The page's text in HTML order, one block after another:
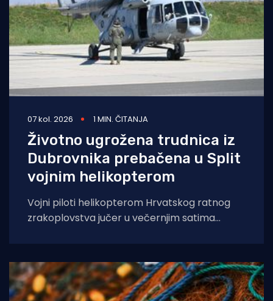
07 kol. 2026 1 MIN. ČITANJA
Životno ugrožena trudnica iz
Dubrovnika prebačena u Split
vojnim helikopterom
Vojni piloti helikopterom Hrvatskog ratnog
zrakoplovstva jučer u večernjim satima